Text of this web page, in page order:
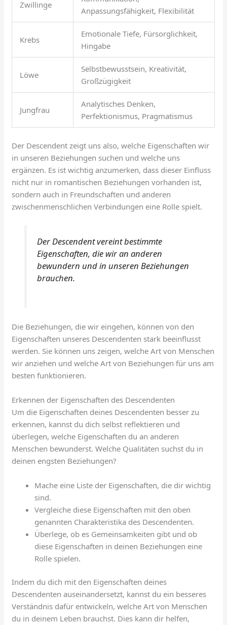
Zwillinge
Anpassungsfähigkeit, Flexibilität
Krebs
Emotionale Tiefe, Fürsorglichkeit,
Hingabe
Löwe
Selbstbewusstsein, Kreativität,
Großzügigkeit
Jungfrau
Analytisches Denken,
Perfektionismus, Pragmatismus
Der Descendent zeigt uns also, welche Eigenschaften wir
in unseren Beziehungen suchen und welche uns
ergänzen. Es ist wichtig anzumerken, dass dieser Einfluss
nicht nur in romantischen Beziehungen vorhanden ist,
sondern auch in Freundschaften und anderen
zwischenmenschlichen Verbindungen eine Rolle spielt.
Der Descendent vereint bestimmte
Eigenschaften, die wir an anderen
bewundern und in unseren Beziehungen
brauchen.
Die Beziehungen, die wir eingehen, können von den
Eigenschaften unseres Descendenten stark beeinflusst
werden. Sie können uns zeigen, welche Art von Menschen
wir anziehen und welche Art von Beziehungen für uns am
besten funktionieren.
Erkennen der Eigenschaften des Descendenten
Um die Eigenschaften deines Descendenten besser zu
erkennen, kannst du dich selbst reflektieren und
überlegen, welche Eigenschaften du an anderen
Menschen bewunderst. Welche Qualitäten suchst du in
deinen engsten Beziehungen?
Mache eine Liste der Eigenschaften, die dir wichtig
sind.
Vergleiche diese Eigenschaften mit den oben
genannten Charakteristika des Descendenten.
Überlege, ob es Gemeinsamkeiten gibt und ob
diese Eigenschaften in deinen Beziehungen eine
Rolle spielen.
Indem du dich mit den Eigenschaften deines
Descendenten auseinandersetzt, kannst du ein besseres
Verständnis dafür entwickeln, welche Art von Menschen
du in deinem Leben brauchst. Dies kann dir helfen,